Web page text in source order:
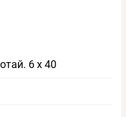
6 х 40